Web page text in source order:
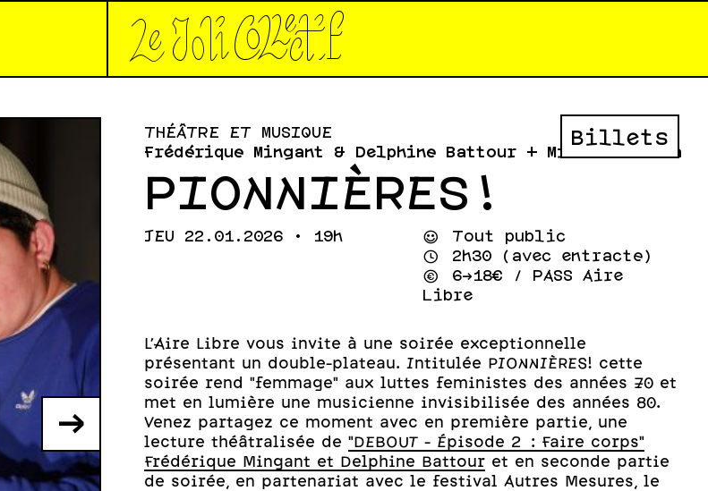
*Le joli collectif*
→
Billets
THÉÂTRE ET MUSIQUE
Frédérique Mingant & Delphine Battour + Midori Takada
PIONNIÈRES!
JEU 22.01.2026 • 19h ⌣
Tout public
⌚
2h30 (avec entracte)
💰
Libre
L'Aire Libre vous invite à une soirée exceptionnelle
présentant un double-plateau. Intitulée PIONNIÈRES! cette
soirée rend "femmage" aux luttes feministes des années 70 et
met en lumière une musicienne invisibilisée des années 80.
Venez partagez ce moment avec en première partie, une
lecture théâtralisée de"DEBOUT - Épisode 2 : Faire corps"
Frédérique Mingant et Delphine Battour et en seconde partie
de soirée, en partenariat avec le festival Autres Mesures, le